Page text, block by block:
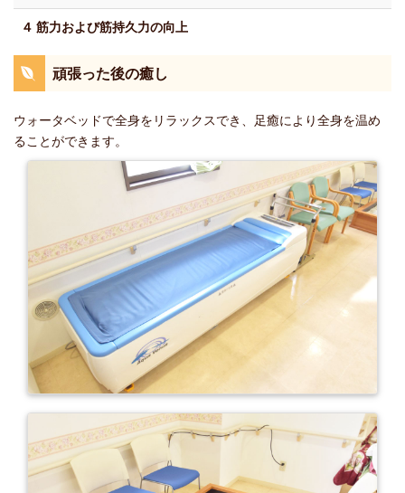
４ 筋力および筋持久力の向上
頑張った後の癒し
ウォータベッドで全身をリラックスでき、足癒により全身を温め
ることができます。